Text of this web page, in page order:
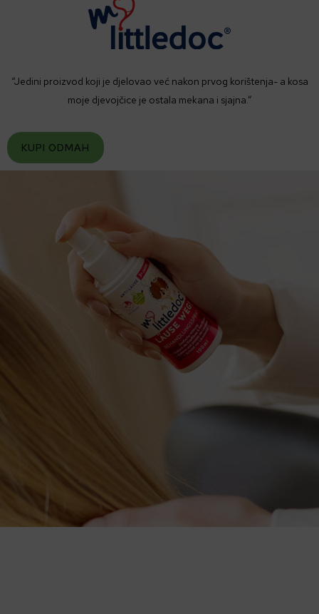
“Jedini proizvod koji je djelovao već nakon prvog korištenja- a kosa
moje djevojčice je ostala mekana i sjajna.”
KUPI ODMAH